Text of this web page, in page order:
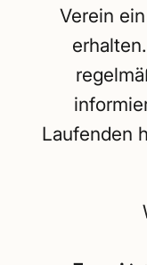
Verein
Laufenden